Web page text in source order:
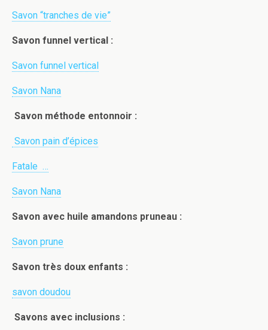
Savon “tranches de vie”
Savon funnel vertical :
Savon funnel vertical
Savon Nana
Savon méthode entonnoir :
Savon pain d’épices
Fatale …
Savon Nana
Savon avec huile amandons pruneau :
Savon prune
Savon très doux enfants :
savon doudou
Savons avec inclusions :